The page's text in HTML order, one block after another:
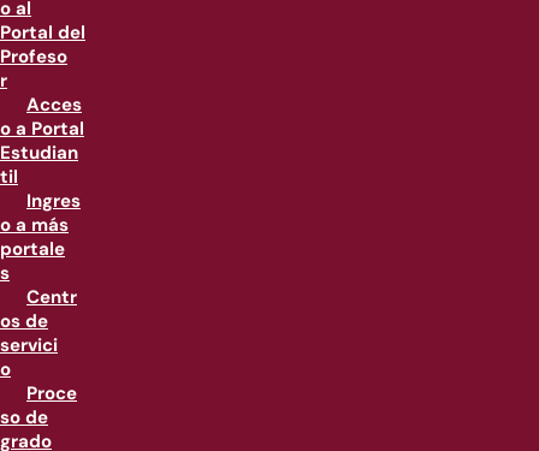
o al
Portal del
Profeso
r
Acces
o a Portal
Estudian
til
Ingres
o a más
portale
s
Centr
os de
servici
o
Proce
so de
grado